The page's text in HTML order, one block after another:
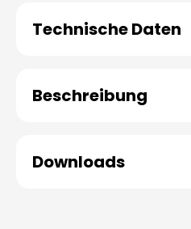
Technische Daten
Beschreibung
Downloads